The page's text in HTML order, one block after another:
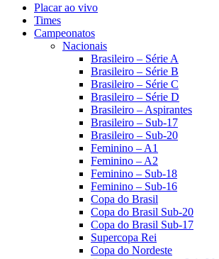
Placar ao vivo
Times
Campeonatos
Nacionais
Brasileiro – Série A
Brasileiro – Série B
Brasileiro – Série C
Brasileiro – Série D
Brasileiro – Aspirantes
Brasileiro – Sub-17
Brasileiro – Sub-20
Feminino – A1
Feminino – A2
Feminino – Sub-18
Feminino – Sub-16
Copa do Brasil
Copa do Brasil Sub-20
Copa do Brasil Sub-17
Supercopa Rei
Copa do Nordeste